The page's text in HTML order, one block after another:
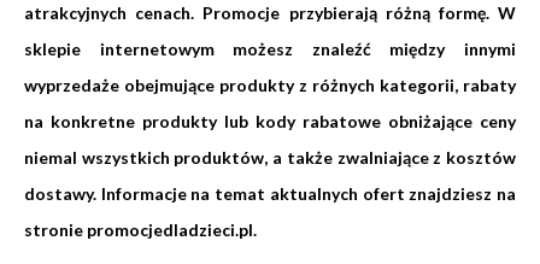
atrakcyjnych cenach. Promocje przybierają różną formę. W
sklepie internetowym możesz znaleźć między innymi
wyprzedaże obejmujące produkty z różnych kategorii, rabaty
na konkretne produkty lub kody rabatowe obniżające ceny
niemal wszystkich produktów, a także zwalniające z kosztów
dostawy. Informacje na temat aktualnych ofert znajdziesz na
stronie promocjedladzieci.pl.